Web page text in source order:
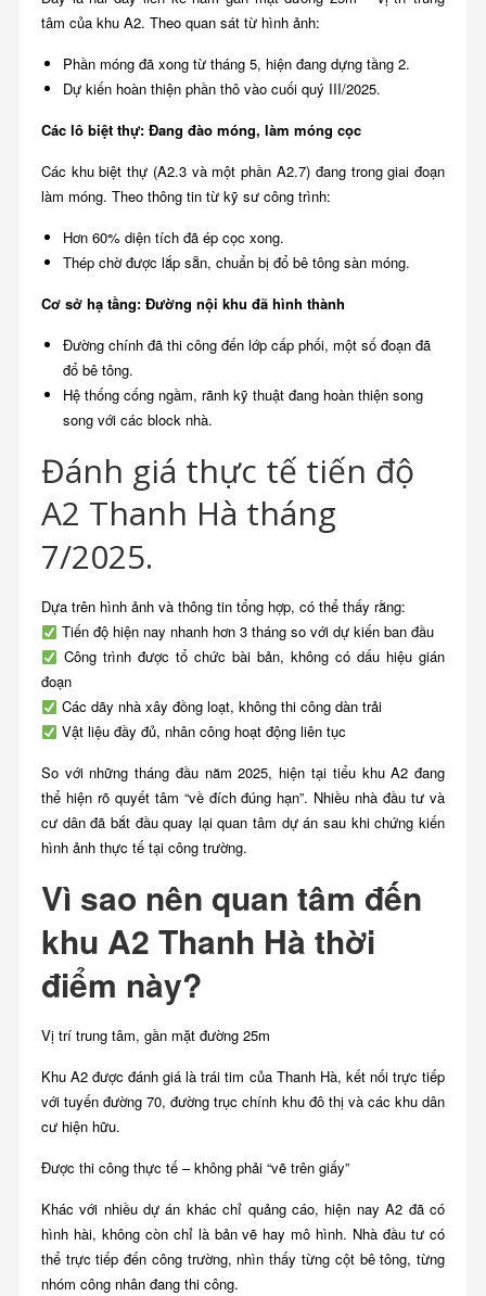
tâm của khu A2. Theo quan sát từ hình ảnh:
Phần móng đã xong từ tháng 5, hiện đang dựng tầng 2.
Dự kiến hoàn thiện phần thô vào cuối quý III/2025.
Các lô biệt thự: Đang đào móng, làm móng cọc
Các khu biệt thự (A2.3 và một phần A2.7) đang trong giai đoạn
làm móng. Theo thông tin từ kỹ sư công trình:
Hơn 60% diện tích đã ép cọc xong.
Thép chờ được lắp sẵn, chuẩn bị đổ bê tông sàn móng.
Cơ sở hạ tầng: Đường nội khu đã hình thành
Đường chính đã thi công đến lớp cấp phối, một số đoạn đã
đổ bê tông.
Hệ thống cống ngầm, rãnh kỹ thuật đang hoàn thiện song
song với các block nhà.
Đánh giá thực tế tiến độ
A2 Thanh Hà tháng
7/2025.
Dựa trên hình ảnh và thông tin tổng hợp, có thể thấy rằng:
Tiến độ hiện nay nhanh hơn 3 tháng so với dự kiến ban đầu
Công trình được tổ chức bài bản, không có dấu hiệu gián
đoạn
Các dãy nhà xây đồng loạt, không thi công dàn trải
Vật liệu đầy đủ, nhân công hoạt động liên tục
So với những tháng đầu năm 2025, hiện tại tiểu khu A2 đang
thể hiện rõ quyết tâm “về đích đúng hạn”. Nhiều nhà đầu tư và
cư dân đã bắt đầu quay lại quan tâm dự án sau khi chứng kiến
hình ảnh thực tế tại công trường.
Vì sao nên quan tâm đến
khu A2 Thanh Hà thời
điểm này?
Vị trí trung tâm, gần mặt đường 25m
Khu A2 được đánh giá là trái tim của Thanh Hà, kết nối trực tiếp
với tuyến đường 70, đường trục chính khu đô thị và các khu dân
cư hiện hữu.
Được thi công thực tế – không phải “vẽ trên giấy”
Khác với nhiều dự án khác chỉ quảng cáo, hiện nay A2 đã có
hình hài, không còn chỉ là bản vẽ hay mô hình. Nhà đầu tư có
thể trực tiếp đến công trường, nhìn thấy từng cột bê tông, từng
nhóm công nhân đang thi công.